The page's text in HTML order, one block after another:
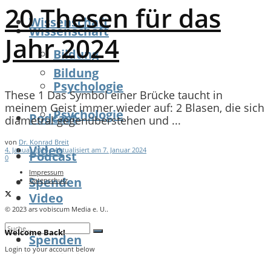
Wissenschaft
Bildung
Psychologie
Podcast
Video
Spenden
Wissenschaft
Bildung
Psychologie
Podcast
Video
Spenden
20 Thesen für das
Jahr 2024
These 1 Das Symbol einer Brücke taucht in
meinem Geist immer wieder auf: 2 Blasen, die sich
diametral gegenüberstehen und ...
von Dr. Konrad Breit
4. Januar 2024 - Aktualisiert am 7. Januar 2024
0
Impressum
Datenschutz
© 2023 ars vobiscum Media e. U..
Welcome Back!
Login to your account below